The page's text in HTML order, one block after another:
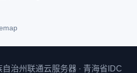
治州联通云服务器 · 青海省IDC